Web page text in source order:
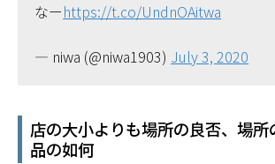
なーhttps://t.co/UndnOAitwa
— niwa (@niwa1903) July 3, 2020
店の大小よりも場所の良否、場所
品の如何